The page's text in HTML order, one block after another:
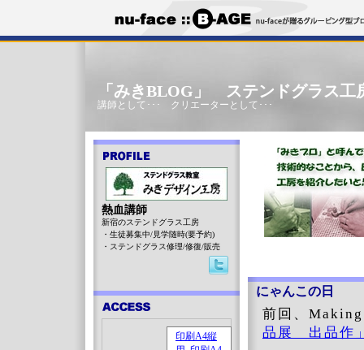
「みきBLOG」 ステンドグラス工
講師として･･･ クリエーターとして･･･
にゃんこの日
前回、
品展 出品作
熱血講師
新宿のステンドグラス工房
・生徒募集中/見学随時(要予約)
・ステンドグラス修理/修復/販売